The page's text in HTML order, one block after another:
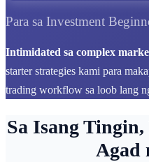
Para sa Investment
Intimidated sa complex
starter strategies kami para
trading workflow sa loob lang
Sa Isang
Agad